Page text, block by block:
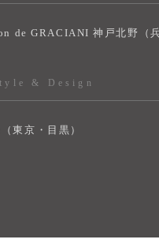
de GRACIANI 神戸北野（
& Design
東京・目黒）